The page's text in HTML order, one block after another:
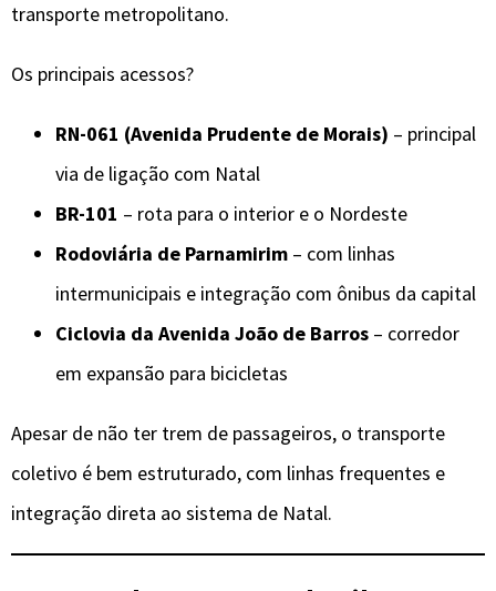
transporte metropolitano.
Os principais acessos?
RN-061 (Avenida Prudente de Morais) – principal
via de ligação com Natal
BR-101 – rota para o interior e o Nordeste
Rodoviária de Parnamirim – com linhas
intermunicipais e integração com ônibus da capital
Ciclovia da Avenida João de Barros – corredor
em expansão para bicicletas
Apesar de não ter trem de passageiros, o transporte
coletivo é bem estruturado, com linhas frequentes e
integração direta ao sistema de Natal.